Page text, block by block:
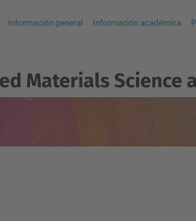
Información general Información académica
Materials Science